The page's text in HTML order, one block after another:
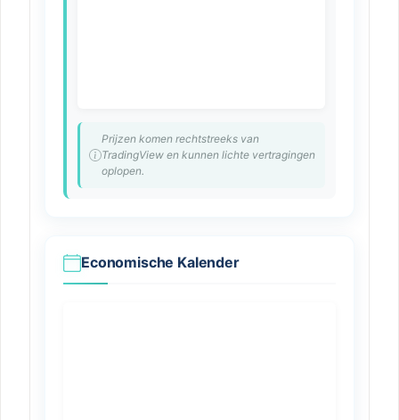
Prijzen komen rechtstreeks van
TradingView en kunnen lichte vertragingen
oplopen.
Economische Kalender